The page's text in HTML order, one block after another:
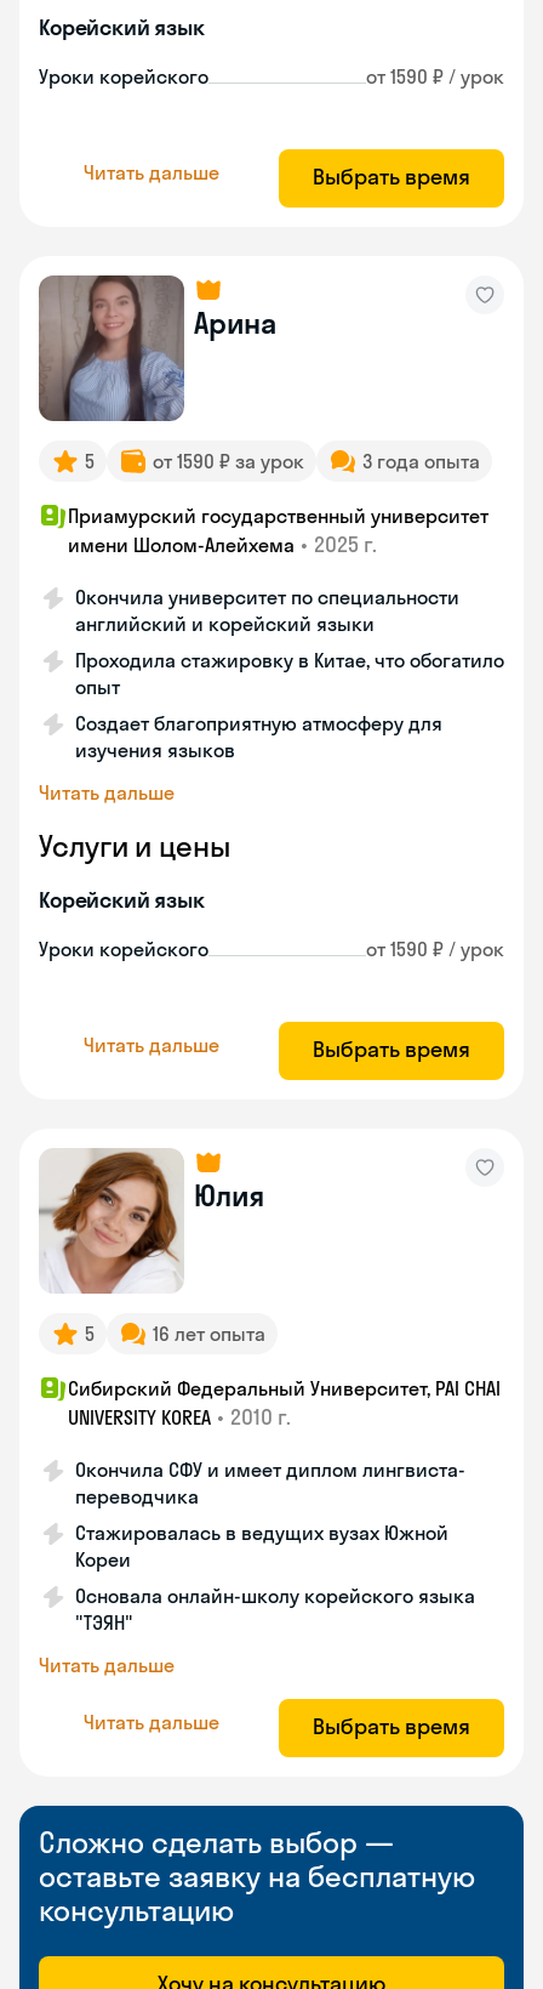
Корейский язык
Уроки корейского от 1590 ₽ / урок
Читать дальше Выбрать время
Арина
5 от 1590 ₽ за урок 3 года опыта
Приамурский государственный университет
имени Шолом-Алейхема • 2025 г.
Окончила университет по специальности
английский и корейский языки
Проходила стажировку в Китае, что обогатило
опыт
Создает благоприятную атмосферу для
изучения языков
Читать дальше
Услуги и цены
Корейский язык
Уроки корейского от 1590 ₽ / урок
Читать дальше Выбрать время
Юлия
5 16 лет опыта
Сибирский Федеральный Университет, PAI CHAI
UNIVERSITY KOREA • 2010 г.
Окончила СФУ и имеет диплом лингвиста-
переводчика
Стажировалась в ведущих вузах Южной
Кореи
Основала онлайн-школу корейского языка
"ТЭЯН"
Читать дальше
Читать дальше Выбрать время
Сложно сделать выбор —
оставьте заявку на бесплатную
консультацию